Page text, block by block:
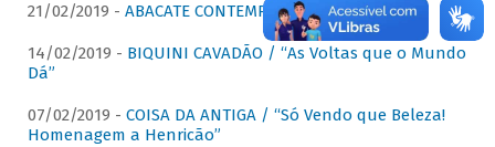
21/02/2019 - ABACATE CONTEMPORÂNEO
14/02/2019 - BIQUINI CAVADÃO / “As Voltas que o Mundo
Dá”
07/02/2019 - COISA DA ANTIGA / “Só Vendo que Beleza!
Homenagem a Henricão”